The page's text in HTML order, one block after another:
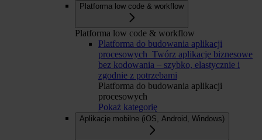
Platforma low code & workflow
Platforma low code & workflow
Platforma do budowania aplikacji
procesowych Twórz aplikacje biznesowe
bez kodowania – szybko, elastycznie i
zgodnie z potrzebami
Platforma do budowania aplikacji
procesowych
Pokaż kategorię
Aplikacje mobilne (iOS, Android, Windows)